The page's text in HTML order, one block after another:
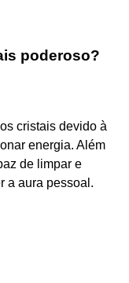
poderoso?
cristais devido à
energia. Além
de limpar e
a aura pessoal.